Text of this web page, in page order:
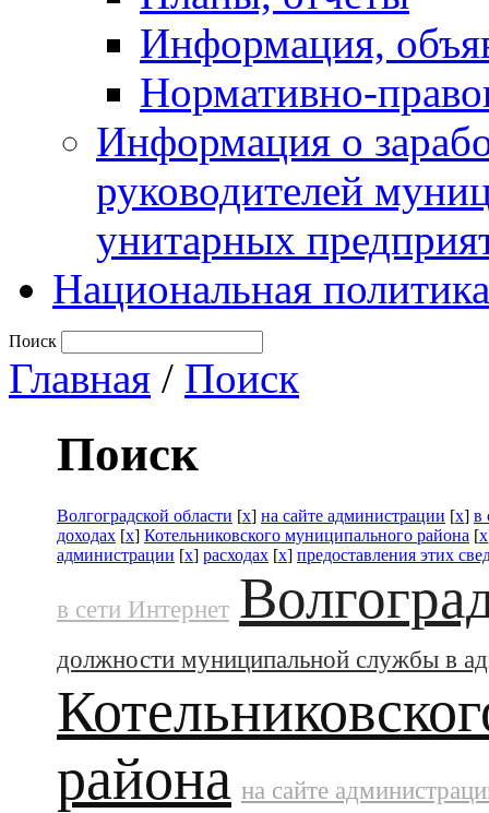
Информация,
Нормативно-
Информация о
руководителей
унитарных
Национальная политика
Поиск
Главная / Поиск
Поиск
Волгоградской области [x] на сайте администрации [x] в
доходах [x] Котельниковского муниципального района [x
администрации [x] расходах [x] предоставления этих
в сети Интернет
должности муниципальной службы в
района на сайте